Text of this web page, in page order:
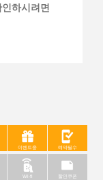
하시려면
이벤트중 예약필수
Wi-fi 할인쿠폰